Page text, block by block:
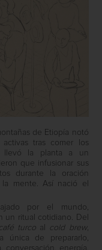
de Etiopía notó
tras comer los
llevó la planta a un
que infusionar sus
durante la oración
mente. Así nació el
por el mundo,
un ritual cotidiano. Del
café turcoal cold brew,
única de prepararlo,
conversación, energía.